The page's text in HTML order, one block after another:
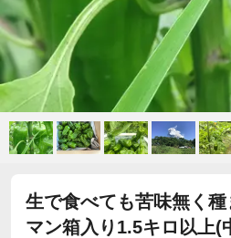
生で食べても苦味無く
マン箱入り1.5キロ以上(